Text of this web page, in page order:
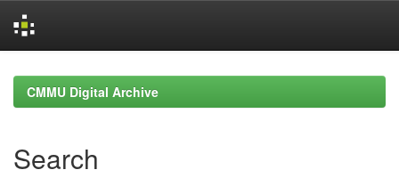
navigationCMMU Digital Archive
Search